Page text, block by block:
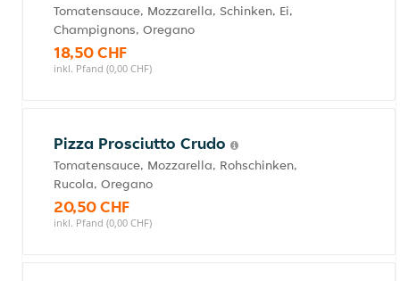
Tomatensauce, Mozzarella, Schinken, Ei,
Champignons, Oregano
18,50 CHF
inkl. Pfand (0,00 CHF)
Pizza Prosciutto Crudo
Tomatensauce, Mozzarella, Rohschinken,
Rucola, Oregano
20,50 CHF
inkl. Pfand (0,00 CHF)